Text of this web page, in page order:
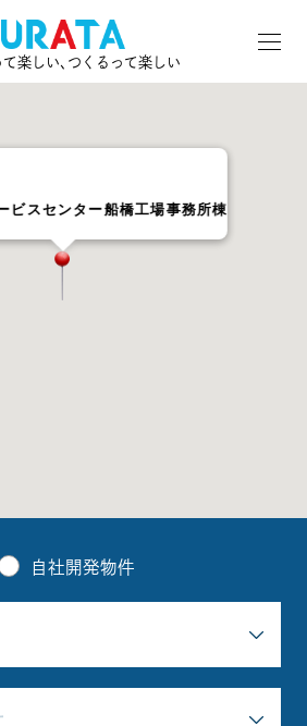
楽しい､つくるって楽しい
ビスセンター船橋工場事務所棟
自社開発物件